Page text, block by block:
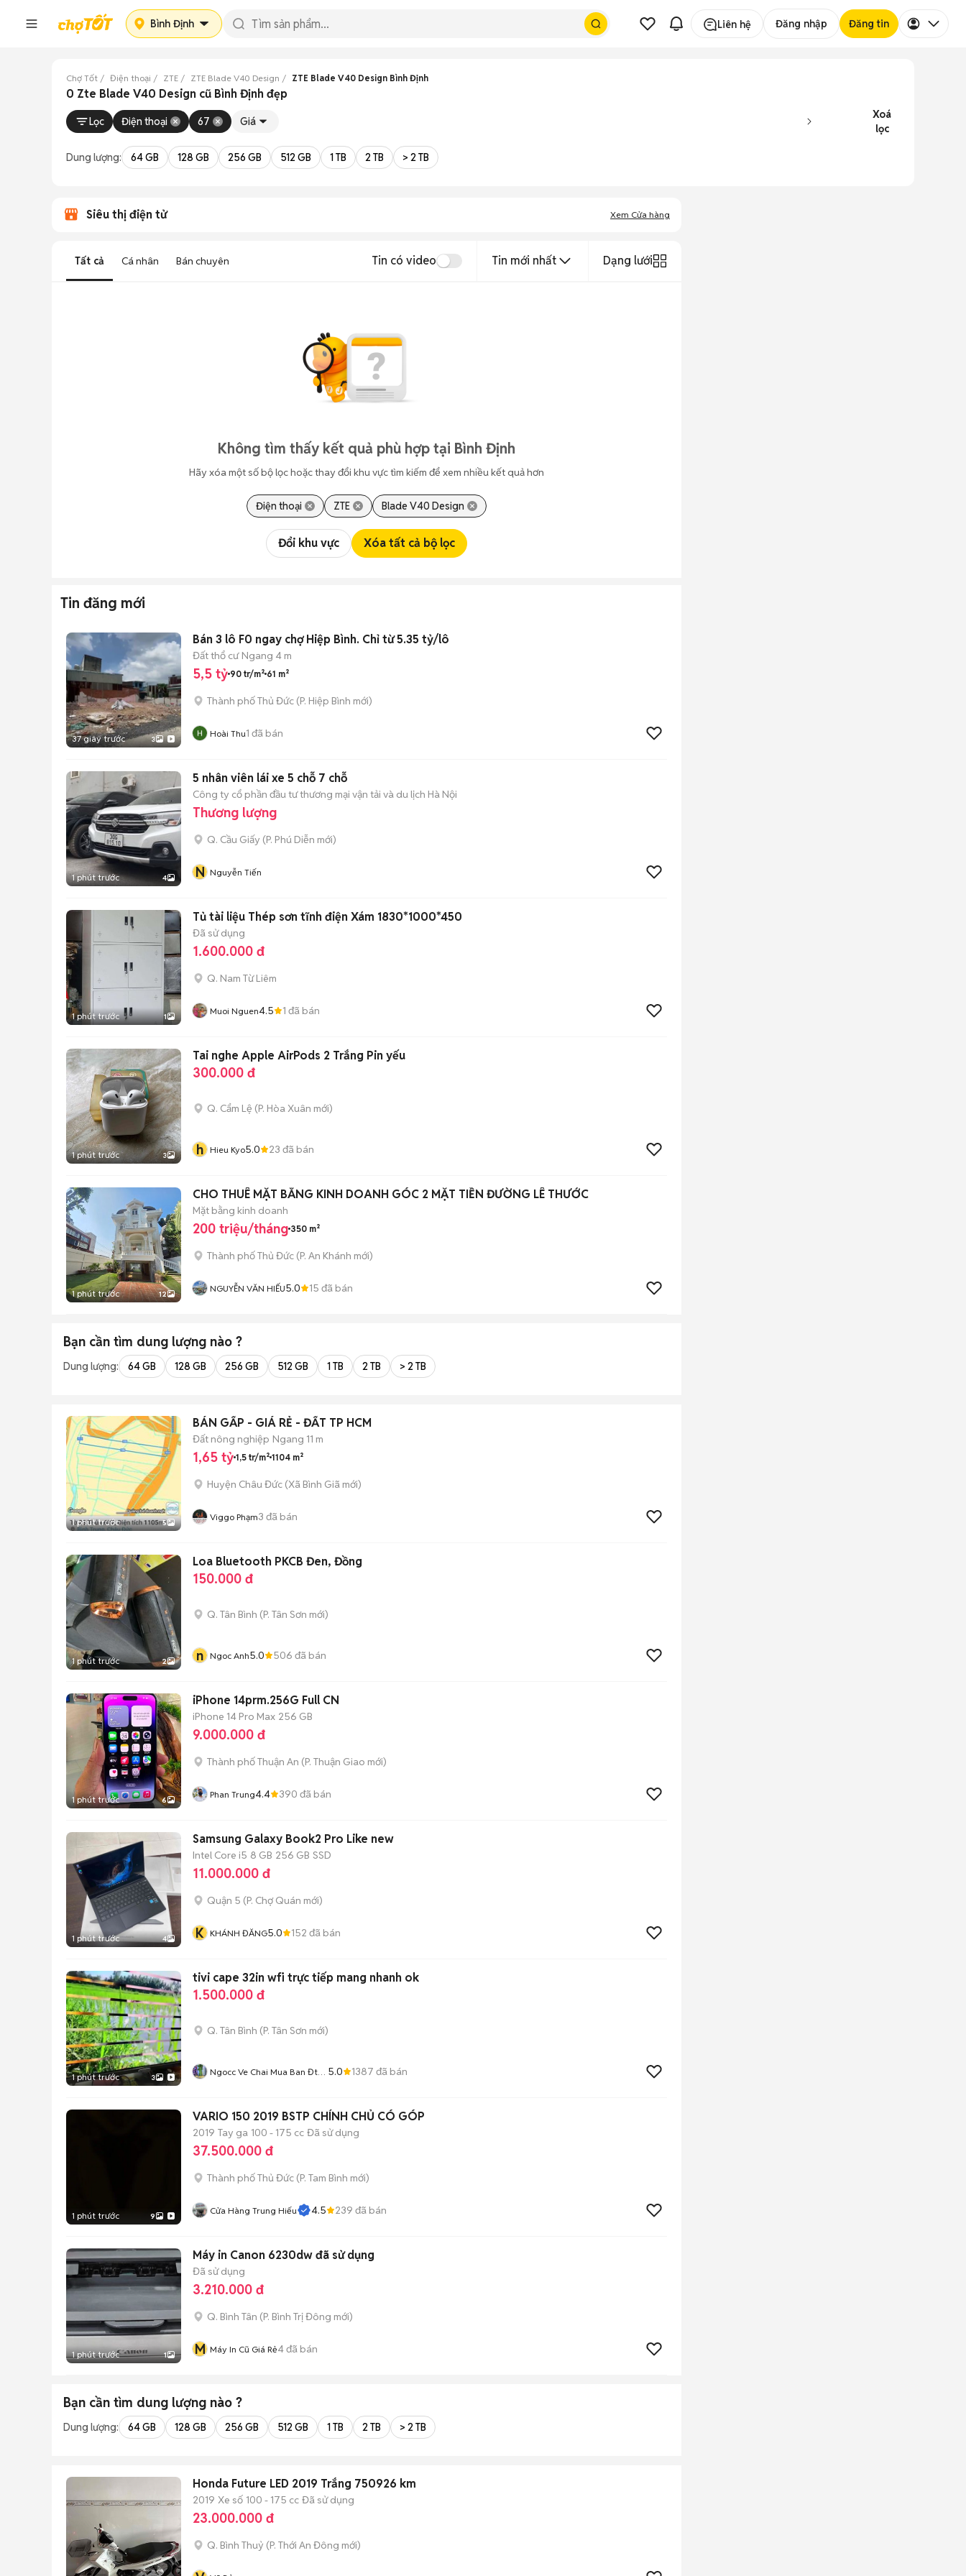
Bình Định Liên hệ Đăng nhập Đăng tin
Chợ Tốt Điện thoại ZTE ZTE Blade V40 Design ZTE Blade V40 Design Bình Định
0 Zte Blade V40 Design cũ Bình Định đẹp
Lọc Điện thoại 67 Giá
Xoá
lọc
Dung lượng: 64 GB 128 GB 256 GB 512 GB 1 TB 2 TB > 2 TB
Siêu thị điện tử Xem Cửa hàng
Tất cả Cá nhân Bán chuyên Tin có video Tin mới nhất Dạng lưới
Không tìm thấy kết quả phù hợp tại Bình Định
Hãy xóa một số bộ lọc hoặc thay đổi khu vực tìm kiếm để xem nhiều kết quả hơn
Điện thoại ZTE Blade V40 Design
Đổi khu vực Xóa tất cả bộ lọc
Tin đăng mới
37 giây trước 3
Bán 3 lô F0 ngay chợ Hiệp Bình. Chỉ từ 5.35 tỷ/lô
Đất thổ cư Ngang 4 m
5,5 tỷ 90 tr/m² 61 m²
Thành phố Thủ Đức (P. Hiệp Bình mới)
Hoài Thu1 đã bán
1 phút trước 4
5 nhân viên lái xe 5 chỗ 7 chỗ
Công ty cổ phần đầu tư thương mại vận tải và du lịch Hà Nội
Thương lượng
Q. Cầu Giấy (P. Phú Diễn mới)
N Nguyễn Tiến
1 phút trước 1
Tủ tài liệu Thép sơn tĩnh điện Xám 1830*1000*450
Đã sử dụng
1.600.000 đ
Q. Nam Từ Liêm
Muoi Nguen4.5 1 đã bán
1 phút trước 3
Tai nghe Apple AirPods 2 Trắng Pin yếu
300.000 đ
Q. Cẩm Lệ (P. Hòa Xuân mới)
h Hieu Kyo5.0 23 đã bán
1 phút trước 12
CHO THUÊ MẶT BẰNG KINH DOANH GÓC 2 MẶT TIỀN ĐƯỜNG LÊ THƯỚC
Mặt bằng kinh doanh
200 triệu/tháng 350 m²
Thành phố Thủ Đức (P. An Khánh mới)
NGUYỄN VĂN HIẾU5.0 15 đã bán
Bạn cần tìm dung lượng nào ?
Dung lượng: 64 GB 128 GB 256 GB 512 GB 1 TB 2 TB > 2 TB
1 phút trước 5
BÁN GẤP - GIÁ RẺ - ĐẤT TP HCM
Đất nông nghiệp Ngang 11 m
1,65 tỷ 1,5 tr/m² 1104 m²
Huyện Châu Đức (Xã Bình Giã mới)
Viggo Phạm3 đã bán
1 phút trước 2
Loa Bluetooth PKCB Đen, Đồng
150.000 đ
Q. Tân Bình (P. Tân Sơn mới)
n Ngoc Anh5.0 506 đã bán
1 phút trước 6
iPhone 14prm.256G Full CN
iPhone 14 Pro Max 256 GB
9.000.000 đ
Thành phố Thuận An (P. Thuận Giao mới)
Phan Trung4.4 390 đã bán
1 phút trước 4
Samsung Galaxy Book2 Pro Like new
Intel Core i5 8 GB 256 GB SSD
11.000.000 đ
Quận 5 (P. Chợ Quán mới)
K KHÁNH ĐĂNG5.0 152 đã bán
1 phút trước 3
tivi cape 32in wfi trực tiếp mang nhanh ok
1.500.000 đ
Q. Tân Bình (P. Tân Sơn mới)
Ngocc Ve Chai Mua Ban Đt
5.0 1387 đã bán
1 phút trước 9
VARIO 150 2019 BSTP CHÍNH CHỦ CÓ GÓP
2019 Tay ga 100 - 175 cc Đã sử dụng
37.500.000 đ
Thành phố Thủ Đức (P. Tam Bình mới)
Cửa Hàng Trung Hiếu 4.5 239 đã bán
1 phút trước 1
Máy in Canon 6230dw đã sử dụng
Đã sử dụng
3.210.000 đ
Q. Bình Tân (P. Bình Trị Đông mới)
M Máy In Cũ Giá Rẻ4đã bán
Bạn cần tìm dung lượng nào ?
Dung lượng: 64 GB 128 GB 256 GB 512 GB 1 TB 2 TB > 2 TB
Honda Future LED 2019 Trắng 750926 km
2019 Xe số 100 - 175 cc Đã sử dụng
23.000.000 đ
Q. Bình Thuỷ (P. Thới An Đông mới)